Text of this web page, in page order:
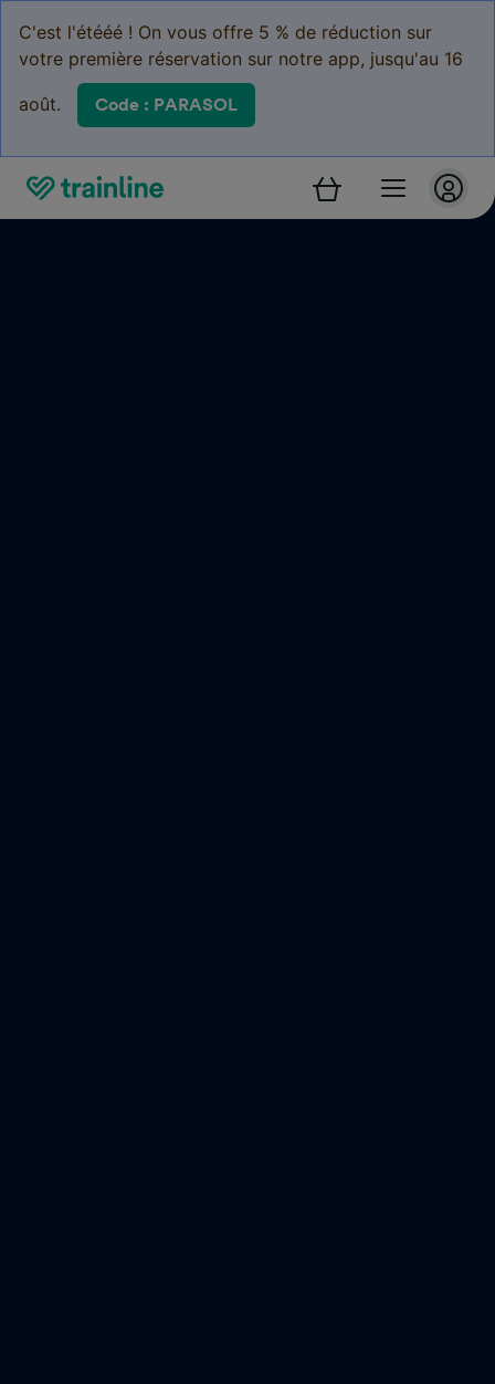
C'est l'étééé ! On vous offre 5 % de réduction sur
votre première réservation sur notre app, jusqu'au 16
août. Code : PARASOL